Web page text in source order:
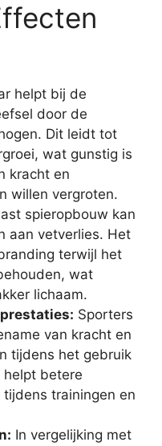
helpt bij de
door de
Dit leidt tot
wat gunstig is
kracht en
willen vergroten.
spieropbouw kan
aan vetverlies. Het
terwijl het
wat
lichaam.
Sporters
van kracht en
tijdens het gebruik
helpt betere
trainingen en
In vergelijking met